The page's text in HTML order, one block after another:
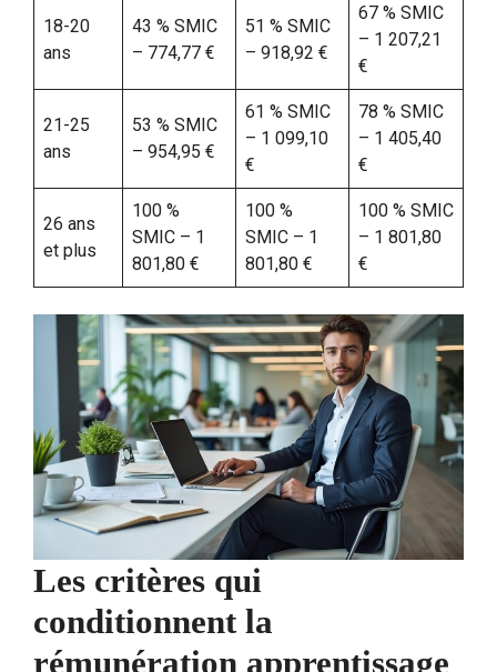
18-20
ans
43 % SMIC
– 774,77 €
51 % SMIC
– 918,92 €
67 % SMIC
– 1 207,21
€
21-25
ans
53 % SMIC
– 954,95 €
61 % SMIC
– 1 099,10
€
78 % SMIC
– 1 405,40
€
26 ans
et plus
100 %
SMIC – 1
801,80 €
100 %
SMIC – 1
801,80 €
100 % SMIC
– 1 801,80
€
Les critères qui
conditionnent la
rémunération apprentissage